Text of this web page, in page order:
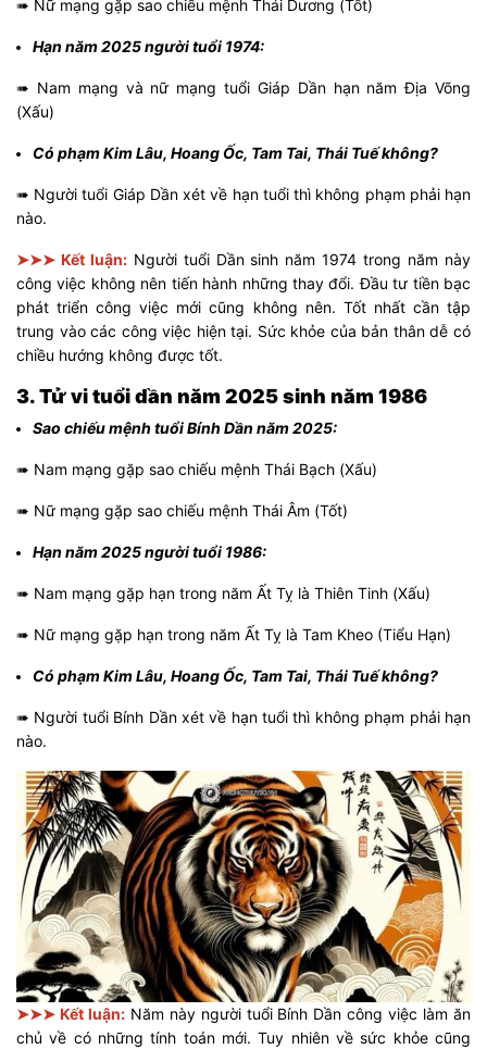
➠ Nữ mạng gặp sao chiếu mệnh Thái Dương (Tốt)
Hạn năm 2025 người tuổi 1974:
➠ Nam mạng và nữ mạng tuổi Giáp Dần hạn năm Địa Võng
(Xấu)
Có phạm Kim Lâu, Hoang Ốc, Tam Tai, Thái Tuế không?
➠ Người tuổi Giáp Dần xét về hạn tuổi thì không phạm phải hạn
nào.
➤➤➤ Kết luận:Người tuổi Dần sinh năm 1974 trong năm này
công việc không nên tiến hành những thay đổi. Đầu tư tiền bạc
phát triển công việc mới cũng không nên. Tốt nhất cần tập
trung vào các công việc hiện tại. Sức khỏe của bản thân dễ có
chiều hướng không được tốt.
3. Tử vi tuổi dần năm 2025 sinh năm 1986
Sao chiếu mệnh tuổi Bính Dần năm 2025:
➠ Nam mạng gặp sao chiếu mệnh Thái Bạch (Xấu)
➠ Nữ mạng gặp sao chiếu mệnh Thái Âm (Tốt)
Hạn năm 2025 người tuổi 1986:
➠ Nam mạng gặp hạn trong năm Ất Tỵ là Thiên Tinh (Xấu)
➠ Nữ mạng gặp hạn trong năm Ất Tỵ là Tam Kheo (Tiểu Hạn)
Có phạm Kim Lâu, Hoang Ốc, Tam Tai, Thái Tuế không?
➠ Người tuổi Bính Dần xét về hạn tuổi thì không phạm phải hạn
nào.
➤➤➤ Kết luận:Năm này người tuổi Bính Dần công việc làm ăn
chủ về có những tính toán mới. Tuy nhiên về sức khỏe cũng